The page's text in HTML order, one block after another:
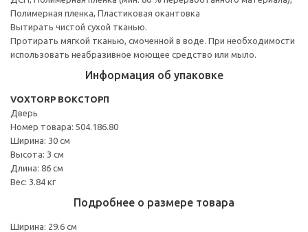
Полимерная пленка, Пластиковая окантовка
Вытирать чистой сухой тканью.
Протирать мягкой тканью, смоченной в воде. При необходимости
использовать неабразивное моющее средство или мыло.
Информация об упаковке
VOXTORP ВОКСТОРП
Дверь
Номер товара: 504.186.80
Ширина: 30 см
Высота: 3 см
Длина: 86 см
Вес: 3.84 кг
Подробнее о размере товара
Ширина: 29.6 см